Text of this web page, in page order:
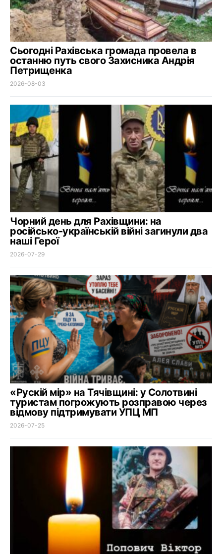
Сьогодні Рахівська громада провела в
останню путь свого Захисника Андрія
Петрищенка
2026-08-03
Чорний день для Рахівщини: на
російсько-українській війні загинули два
наші Герої
2026-07-29
«Рускій мір» на Тячівщині: у Солотвині
туристам погрожують розправою через
відмову підтримувати УПЦ МП
2026-07-25